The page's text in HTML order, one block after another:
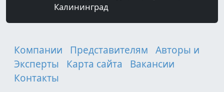
Калининград
Компании Представителям
Авторы и
Эксперты
Карта сайта
Вакансии
Контакты